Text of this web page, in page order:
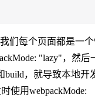
们每个页面都是一
"lazy"，然后
build，就导致本地开
使用webpackMode: